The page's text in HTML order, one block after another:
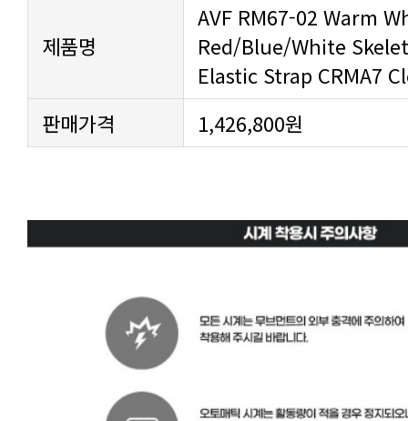
제품명
Elastic Strap CRMA7
판매가격
1,426,800원